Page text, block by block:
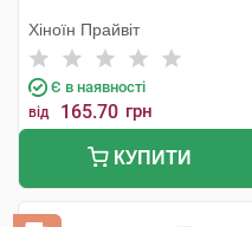
Хіноїн Прайвіт
Є в наявності
від 165.70 грн
КУПИТИ